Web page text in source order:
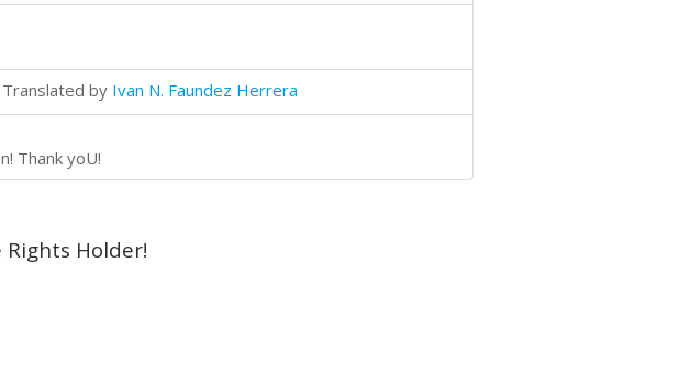
by Ivan N. Faundez Herrera
Thank yoU!
Holder!